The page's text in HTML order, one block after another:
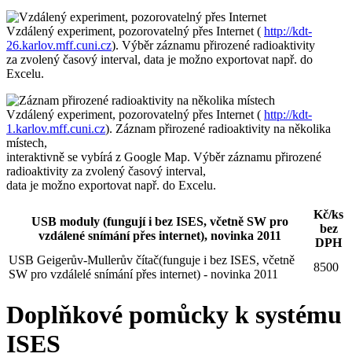
Vzdálený experiment, pozorovatelný přes Internet ( http://kdt-
26.karlov.mff.cuni.cz). Výběr záznamu přirozené radioaktivity
za zvolený časový interval, data je možno exportovat např. do
Excelu.
Vzdálený experiment, pozorovatelný přes Internet ( http://kdt-
1.karlov.mff.cuni.cz). Záznam přirozené radioaktivity na několika
místech,
interaktivně se vybírá z Google Map. Výběr záznamu přirozené
radioaktivity za zvolený časový interval,
data je možno exportovat např. do Excelu.
USB moduly (fungují i bez ISES, včetně SW pro
vzdálené snímání přes internet), novinka 2011
Kč/ks
bez
DPH
USB Geigerův-Mullerův čítač(funguje i bez ISES, včetně
SW pro vzdálelé snímání přes internet) - novinka 2011
8500
Doplňkové pomůcky k systému
ISES